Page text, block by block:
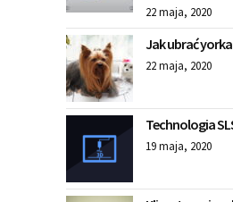
22 maja, 2020
Jak ubrać yorka
22 maja, 2020
Technologia
19 maja, 2020